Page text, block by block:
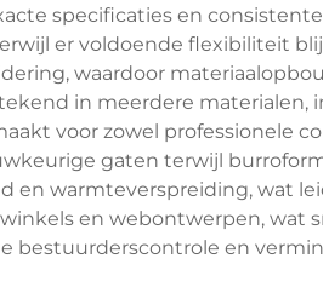
specificaties en
er voldoende flexibiliteit
waardoor
in meerdere materialen,
voor zowel professionele
gaten terwijl
warmteverspreiding, wat
en webontwerpen, wat
bestuurderscontrole en